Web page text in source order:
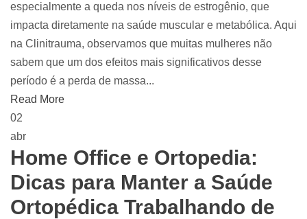
especialmente a queda nos níveis de estrogênio, que
impacta diretamente na saúde muscular e metabólica. Aqui
na Clinitrauma, observamos que muitas mulheres não
sabem que um dos efeitos mais significativos desse
período é a perda de massa...
Read More
02
abr
Home Office e Ortopedia:
Dicas para Manter a Saúde
Ortopédica Trabalhando de